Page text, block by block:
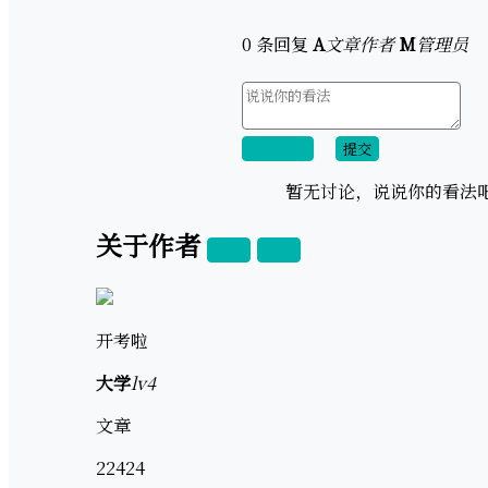
0 条回复 A文章作者 M管理员
提交
暂无讨论，说说你的看法
关于作者
开考啦
大学lv4
文章
22424